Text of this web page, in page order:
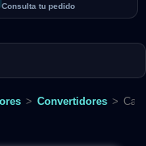
Consulta tu pedido
> Convertidores >